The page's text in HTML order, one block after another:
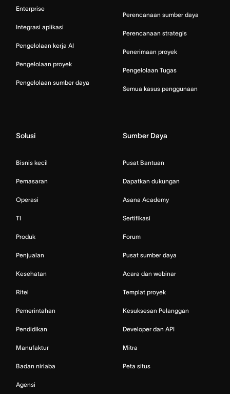
Enterprise
Integrasi aplikasi
Pengelolaan kerja AI
Pengelolaan proyek
Pengelolaan sumber daya
Perencanaan sumber daya
Perencanaan strategis
Penerimaan proyek
Pengelolaan Tugas
Semua kasus penggunaan
Solusi
Bisnis kecil
Pemasaran
Operasi
TI
Produk
Penjualan
Kesehatan
Ritel
Pemerintahan
Pendidikan
Manufaktur
Badan nirlaba
Agensi
Sumber Daya
Pusat Bantuan
Dapatkan dukungan
Asana Academy
Sertifikasi
Forum
Pusat sumber daya
Acara dan webinar
Templat proyek
Kesuksesan Pelanggan
Developer dan API
Mitra
Peta situs